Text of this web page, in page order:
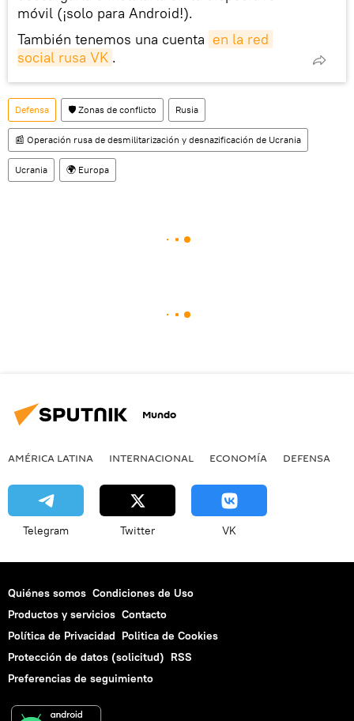
móvil (¡solo para Android!).
También tenemos una cuenta en la red
social rusa VK .
Defensa 🛡️ Zonas de conflicto Rusia
📰 Operación rusa de desmilitarización y desnazificación de Ucrania
Ucrania 🌍 Europa
Mundo
AMÉRICA LATINA INTERNACIONAL ECONOMÍA DEFENSA
Telegram Twitter VK
Quiénes somos Condiciones de Uso
Productos y servicios Contacto
Política de Privacidad Politica de Cookies
Protección de datos (solicitud) RSS
Preferencias de seguimiento